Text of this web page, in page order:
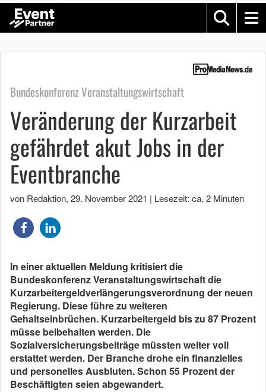
Bundeskonferenz Veranstaltungswirtschaft
Veränderung der Kurzarbeit
gefährdet akut Jobs in der
Eventbranche
von Redaktion, 29. November 2021 | Lesezeit: ca. 2 Minuten
In einer aktuellen Meldung kritisiert die
Bundeskonferenz Veranstaltungswirtschaft die
Kurzarbeitergeldverlängerungsverordnung der neuen
Regierung. Diese führe zu weiteren
Gehaltseinbrüchen. Kurzarbeitergeld bis zu 87 Prozent
müsse beibehalten werden. Die
Sozialversicherungsbeiträge müssten weiter voll
erstattet werden. Der Branche drohe ein finanzielles
und personelles Ausbluten. Schon 55 Prozent der
Beschäftigten seien abgewandert.